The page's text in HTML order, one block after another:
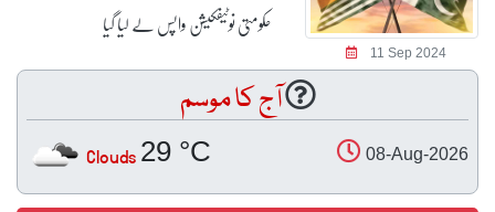
11 Sep 2024
حکومتی نوٹیفکیشن واپس لے لیا گیا
آج کا موسم
08-Aug-2026
29 °C
Clouds